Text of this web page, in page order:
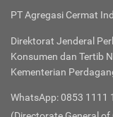
PT Agregasi Cermat
Direktorat Jenderal
Konsumen dan Tertib
Kementerian
WhatsApp: 0853 1111